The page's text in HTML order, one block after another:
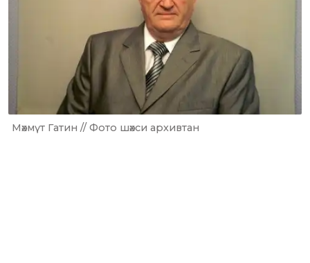
Мәхмүт Гатин // Фото шәхси архивтан